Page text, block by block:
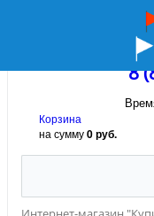
8
Корзина
на сумму0 руб.